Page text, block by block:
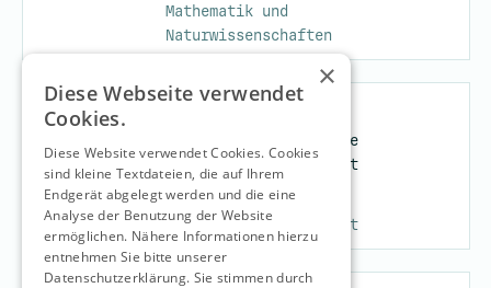
Mathematik und
Naturwissenschaften
Eine Plattform für die
Miniorgane der Zukunft
Medizin und Gesundheit
×
Diese Webseite verwendet
Cookies.
Diese Website verwendet Cookies. Cookies
sind kleine Textdateien, die auf Ihrem
Endgerät abgelegt werden und die eine
Analyse der Benutzung der Website
ermöglichen. Nähere Informationen hierzu
entnehmen Sie bitte unserer
Datenschutzerklärung. Sie stimmen durch